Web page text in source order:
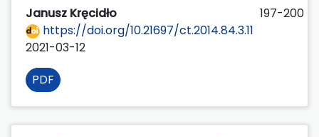
Janusz Kręcidło
197-200
https://doi.org/10.21697/ct.2014.84.3.11
2021-03-12
PDF